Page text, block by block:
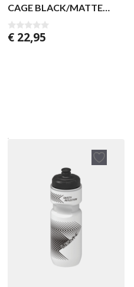
CAGE BLACK/MATTE
ARMY GREEN
0
v
€ 22,95